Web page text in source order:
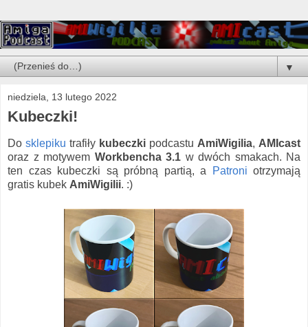
▼
niedziela, 13 lutego 2022
Kubeczki!
Do sklepiku trafiły kubeczki podcastu AmiWigilia, AMIcast
oraz z motywem Workbencha 3.1 w dwóch smakach. Na
ten czas kubeczki są próbną partią, a
Patroni otrzymają
gratis kubek AmiWigilii. :)